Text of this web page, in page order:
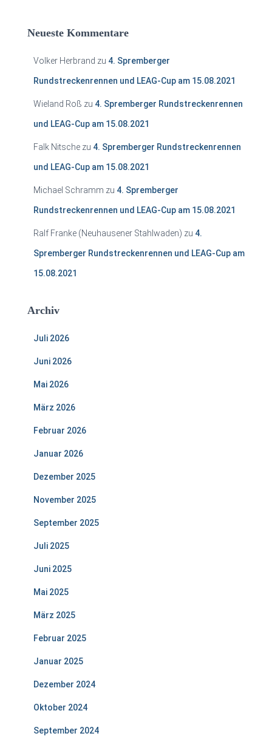
Neueste Kommentare
Volker Herbrand zu 4. Spremberger
Rundstreckenrennen und LEAG-Cup am 15.08.2021
Wieland Roß zu 4. Spremberger Rundstreckenrennen
und LEAG-Cup am 15.08.2021
Falk Nitsche zu 4. Spremberger Rundstreckenrennen
und LEAG-Cup am 15.08.2021
Michael Schramm zu 4. Spremberger
Rundstreckenrennen und LEAG-Cup am 15.08.2021
Ralf Franke (Neuhausener Stahlwaden) zu 4.
Spremberger Rundstreckenrennen und LEAG-Cup am
15.08.2021
Archiv
Juli 2026
Juni 2026
Mai 2026
März 2026
Februar 2026
Januar 2026
Dezember 2025
November 2025
September 2025
Juli 2025
Juni 2025
Mai 2025
März 2025
Februar 2025
Januar 2025
Dezember 2024
Oktober 2024
September 2024